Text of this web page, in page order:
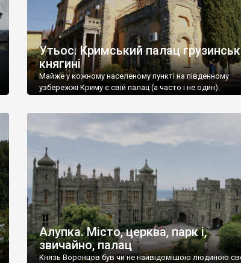
Утьос. Кримський палац
княгині
Майже у кожному населеному пункті на південному
узбережжі Криму є свій палац (а часто і не один).
Алупка. Місто, церква, парк і,
звичайно, палац
Князь Воронцов був чи не найвідомішою людиною